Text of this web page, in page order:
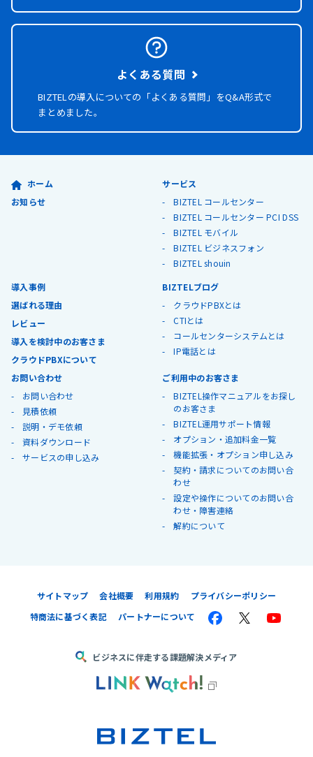
よくある質問
BIZTELの導入についての「よくある質問」をQ&A形式で
まとめました。
ホーム
お知らせ
サービス
BIZTEL コールセンター
BIZTEL コールセンター PCI DSS
BIZTEL モバイル
BIZTEL ビジネスフォン
BIZTEL shouin
導入事例
選ばれる理由
レビュー
導入を検討中のお客さま
クラウドPBXについて
BIZTELブログ
クラウドPBXとは
CTIとは
コールセンターシステムとは
IP電話とは
お問い合わせ
お問い合わせ
見積依頼
説明・デモ依頼
資料ダウンロード
サービスの申し込み
ご利用中のお客さま
BIZTEL操作マニュアルをお探し
のお客さま
BIZTEL運用サポート情報
オプション・追加料金一覧
機能拡張・オプション申し込み
契約・請求についてのお問い合
わせ
設定や操作についてのお問い合
わせ・障害連絡
解約について
サイトマップ 会社概要 利用規約
プライバシーポリシー
特商法に基づく表記
パートナーについて
ビジネスに伴走する課題解決メディア